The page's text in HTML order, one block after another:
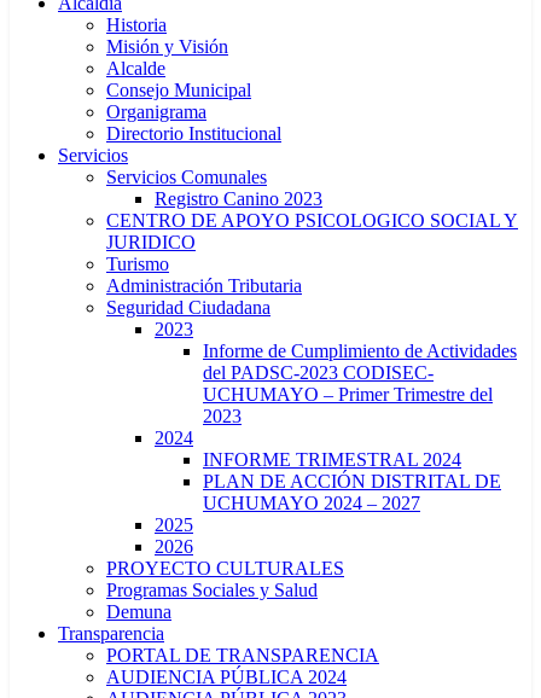
Historia
Misión y Visión
Alcalde
Consejo Municipal
Organigrama
Directorio Institucional
Servicios
Servicios Comunales
Registro Canino 2023
CENTRO DE APOYO PSICOLOGICO SOCIAL Y
JURIDICO
Turismo
Administración Tributaria
Seguridad Ciudadana
2023
Informe de Cumplimiento de Actividades
del PADSC-2023 CODISEC-
UCHUMAYO – Primer Trimestre del
2023
2024
INFORME TRIMESTRAL 2024
PLAN DE ACCIÓN DISTRITAL DE
UCHUMAYO 2024 – 2027
2025
2026
PROYECTO CULTURALES
Programas Sociales y Salud
Demuna
Transparencia
PORTAL DE TRANSPARENCIA
AUDIENCIA PÚBLICA 2024